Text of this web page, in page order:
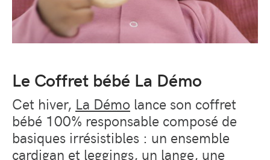
Le Coffret bébé La Démo
Cet hiver, La Démo lance son coffret
bébé 100% responsable composé de
basiques irrésistibles : un ensemble
cardigan et leggings, un lange, une